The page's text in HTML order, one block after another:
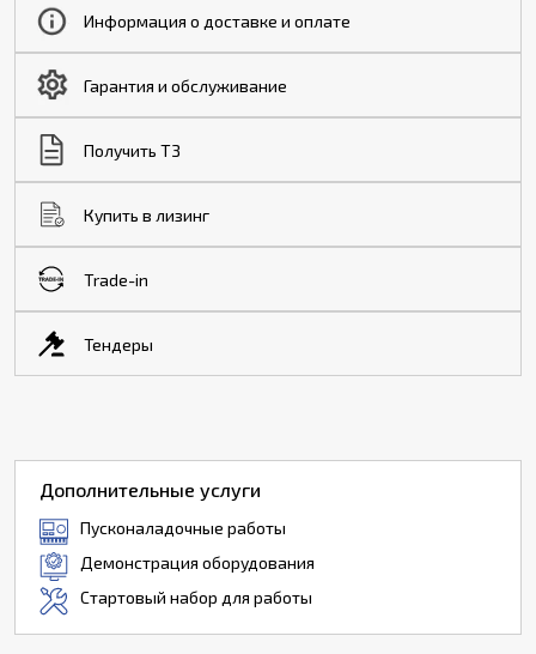
Информация о доставке и оплате
Гарантия и обслуживание
Получить ТЗ
Купить в лизинг
Trade-in
Тендеры
Дополнительные услуги
Пусконаладочные работы
Демонстрация оборудования
Стартовый набор для работы